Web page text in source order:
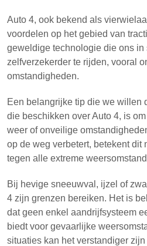
Auto 4, ook bekend als
voordelen op het gebied van
geweldige technologie die ons in
zelfverzekerder te rijden, vooral
omstandigheden.
Een belangrijke tip die we willen
die beschikken over Auto 4, is
weer of onveilige
op de weg verbetert, betekent dit
tegen alle extreme
Bij hevige sneeuwval, ijzel of
4 zijn grenzen bereiken. Het is
dat geen enkel aandrijfsysteem
biedt voor gevaarlijke
situaties kan het verstandiger